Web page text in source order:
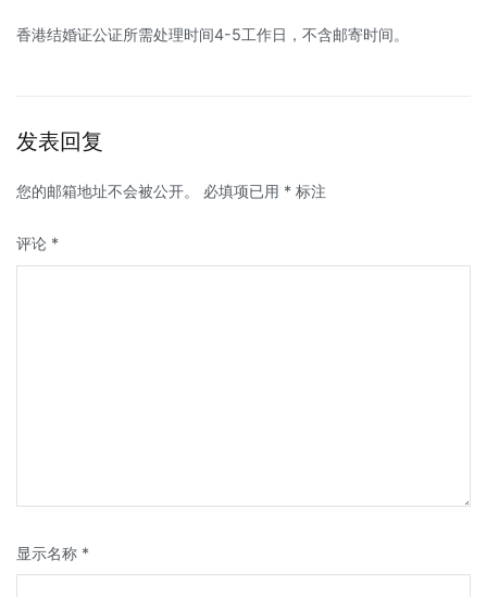
香港结婚证公证所需处理时间4-5工作日，不含邮寄时间。
发表回复
您的邮箱地址不会被公开。 必填项已用 * 标注
评论 *
显示名称 *